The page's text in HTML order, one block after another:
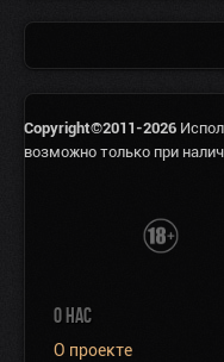
Copyright©2011-2026
возможно только при
О НАС
О проекте